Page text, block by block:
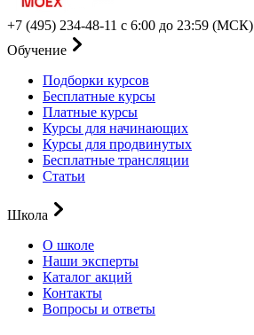
+7 (495) 234-48-11 с 6:00 до 23:59 (МСК)
Обучение
Подборки курсов
Бесплатные курсы
Платные курсы
Курсы для начинающих
Курсы для продвинутых
Бесплатные трансляции
Статьи
Школа
О школе
Наши эксперты
Каталог акций
Контакты
Вопросы и ответы